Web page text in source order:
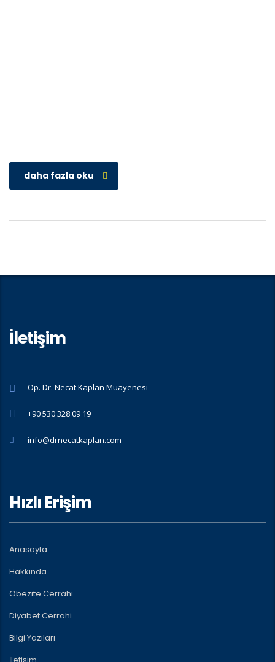
daha fazla oku
İletişim
Op. Dr. Necat Kaplan Muayenesi
+90 530 328 09 19
info@drnecatkaplan.com
Hızlı Erişim
Anasayfa
Hakkında
Obezite Cerrahi
Diyabet Cerrahi
Bilgi Yazıları